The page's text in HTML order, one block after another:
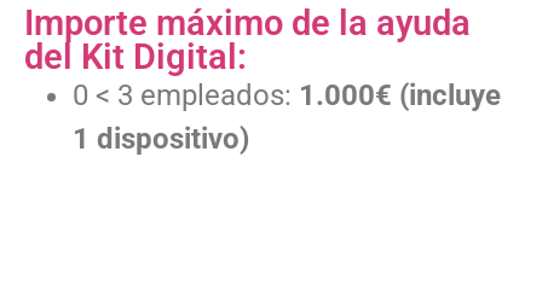
Importe máximo de la ayuda
del Kit Digital:
0 < 3 empleados: 1.000€ (incluye
1 dispositivo)